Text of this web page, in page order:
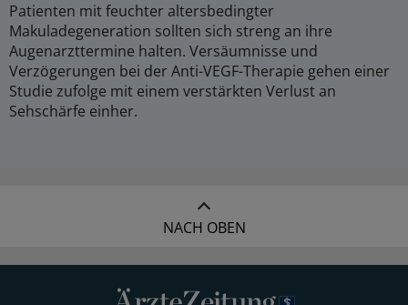
Patienten mit feuchter altersbedingter
Makuladegeneration sollten sich streng an ihre
Augenarzttermine halten. Versäumnisse und
Verzögerungen bei der Anti-VEGF-Therapie gehen einer
Studie zufolge mit einem verstärkten Verlust an
Sehschärfe einher.
NACH OBEN